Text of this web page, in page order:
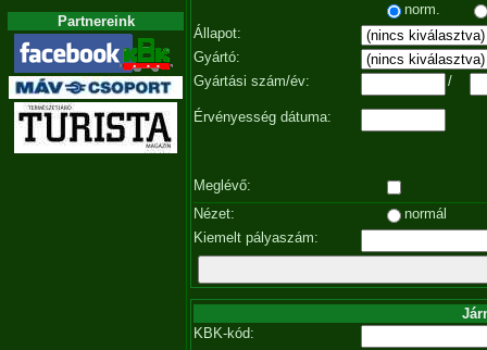
Partnereink
norm.
Állapot:
Gyártó:
Gyártási szám/év:
/
Érvényesség dátuma:
Meglévő:
Nézet:
normál
Kiemelt pályaszám:
KBK-kód: